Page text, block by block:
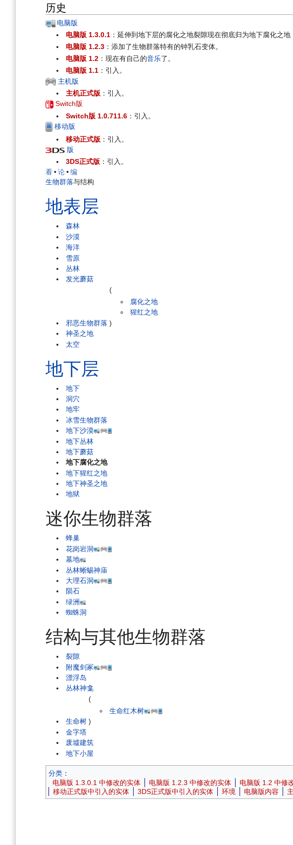
历史
电脑版
电脑版 1.3.0.1 ：延伸到地下层的腐化之地裂隙现在彻底归为地下腐化之
电脑版 1.2.3 ：添加了生物群落特有的钟乳石变体。
电脑版 1.2 ：现在有自己的音乐了。
电脑版 1.1 ：引入。
主机版
主机正式版 ：引入。
Switch版
Switch版 1.0.711.6 ：引入。
移动版
移动正式版 ：引入。
版
3DS正式版 ：引入。
看•论•编
生物群落与结构
地表层
森林
沙漠
海洋
雪原
丛林
发光蘑菇
邪恶生物群落
(
腐化之地
猩红之地
)
神圣之地
太空
地下层
地下
洞穴
地牢
冰雪生物群落
地下沙漠
地下丛林
地下蘑菇
地下腐化之地
地下猩红之地
地下神圣之地
地狱
迷你生物群落
蜂巢
花岗岩洞
墓地
丛林蜥蜴神庙
大理石洞
陨石
绿洲
蜘蛛洞
结构与其他生物群落
裂隙
附魔剑冢
漂浮岛
丛林神龛
生命树
(
生命红木树
)
金字塔
废墟建筑
地下小屋
分类 ：
电脑版 1.3.0.1 中修改的实体
电脑版 1.2.3 中修改的实体 电脑版 1.2 中修
移动正式版中引入的实体
3DS正式版中引入的实体 环境 电脑版内容